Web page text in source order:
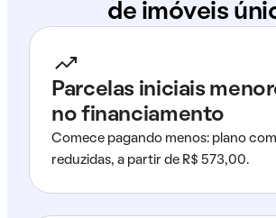
de imóveis
Parcelas iniciais
no financiamento
Comece pagando menos: plano
reduzidas, a partir de R$ 573,00.